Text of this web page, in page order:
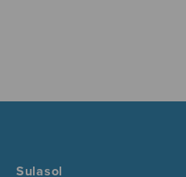
Sulasol